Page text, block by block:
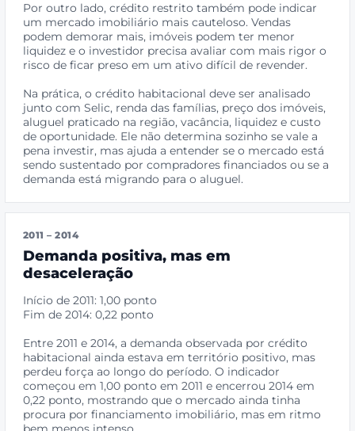
Por outro lado, crédito restrito também pode indicar
um mercado imobiliário mais cauteloso. Vendas
podem demorar mais, imóveis podem ter menor
liquidez e o investidor precisa avaliar com mais rigor o
risco de ficar preso em um ativo difícil de revender.
Na prática, o crédito habitacional deve ser analisado
junto com Selic, renda das famílias, preço dos imóveis,
aluguel praticado na região, vacância, liquidez e custo
de oportunidade. Ele não determina sozinho se vale a
pena investir, mas ajuda a entender se o mercado está
sendo sustentado por compradores financiados ou se a
demanda está migrando para o aluguel.
2011 – 2014
Demanda positiva, mas em
desaceleração
Início de 2011: 1,00 ponto
Fim de 2014: 0,22 ponto
Entre 2011 e 2014, a demanda observada por crédito
habitacional ainda estava em território positivo, mas
perdeu força ao longo do período. O indicador
começou em 1,00 ponto em 2011 e encerrou 2014 em
0,22 ponto, mostrando que o mercado ainda tinha
procura por financiamento imobiliário, mas em ritmo